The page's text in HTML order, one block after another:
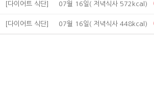
[다이어트 식단] 07월 16일( 저녁식사 572kcal)
[다이어트 식단] 07월 16일( 저녁식사 448kcal)